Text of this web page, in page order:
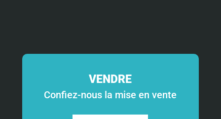
VENDRE
Confiez-nous la mise en vente